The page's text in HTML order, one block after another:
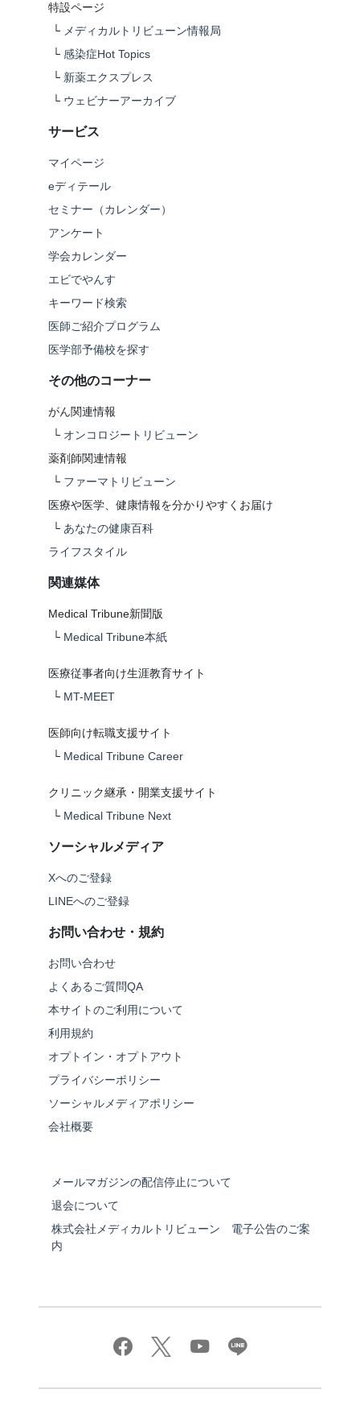
特設ページ
└ メディカルトリビューン情報局
└ 感染症Hot Topics
└ 新薬エクスプレス
└ ウェビナーアーカイブ
サービス
マイページ
eディテール
セミナー（カレンダー）
アンケート
学会カレンダー
エビでやんす
キーワード検索
医師ご紹介プログラム
医学部予備校を探す
その他のコーナー
がん関連情報
└ オンコロジートリビューン
薬剤師関連情報
└ ファーマトリビューン
医療や医学、健康情報を分かりやすくお届け
└ あなたの健康百科
ライフスタイル
関連媒体
Medical Tribune新聞版
└ Medical Tribune本紙
医療従事者向け生涯教育サイト
└ MT-MEET
医師向け転職支援サイト
└ Medical Tribune Career
クリニック継承・開業支援サイト
└ Medical Tribune Next
ソーシャルメディア
Xへのご登録
LINEへのご登録
お問い合わせ・規約
お問い合わせ
よくあるご質問QA
本サイトのご利用について
利用規約
オプトイン・オプトアウト
プライバシーポリシー
ソーシャルメディアポリシー
会社概要
メールマガジンの配信停止について
退会について
株式会社メディカルトリビューン 電子公告のご案
内